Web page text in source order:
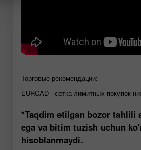
Торговые рекомендации:
EURCAD - сетка лимитных покупок
*Taqdim etilgan bozor tahlili
ega va bitim tuzish uchun
hisoblanmaydi.